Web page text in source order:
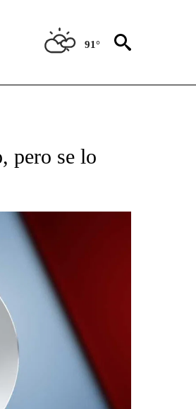
91°
"CNN - SPANISH".
pero se lo